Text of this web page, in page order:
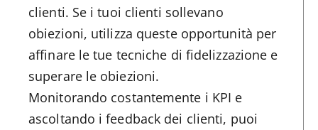
clienti. Se i tuoi clienti sollevano
obiezioni, utilizza queste opportunità per
affinare le tue tecniche di fidelizzazione e
superare le obiezioni.
Monitorando costantemente i KPI e
ascoltando i feedback dei clienti, puoi